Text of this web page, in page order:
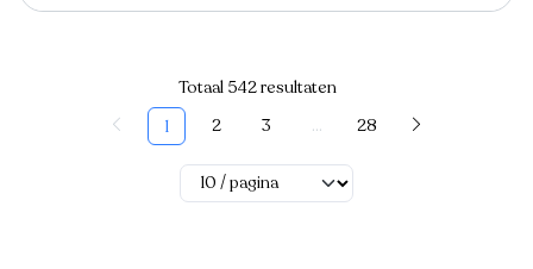
Totaal 542 resultaten
1
2 3 ... 28